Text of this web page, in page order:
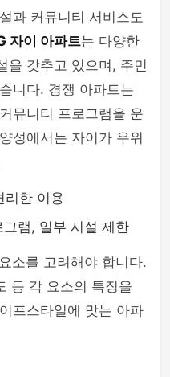
과 커뮤니티 서비스도
자이 아파트는 다양한
을 갖추고 있으며, 주민
니다. 경쟁 아파트는
뮤니티 프로그램을 운
성에서는 자이가 우위
리한 이용
그램, 일부 시설 제한
소를 고려해야 합니다.
등 각 요소의 특징을
프스타일에 맞는 아파